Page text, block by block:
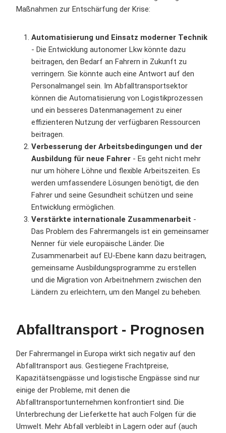
Maßnahmen zur Entschärfung der Krise:
Automatisierung und Einsatz moderner Technik
- Die Entwicklung autonomer Lkw könnte dazu
beitragen, den Bedarf an Fahrern in Zukunft zu
verringern. Sie könnte auch eine Antwort auf den
Personalmangel sein. Im Abfalltransportsektor
können die Automatisierung von Logistikprozessen
und ein besseres Datenmanagement zu einer
effizienteren Nutzung der verfügbaren Ressourcen
beitragen.
Verbesserung der Arbeitsbedingungen und der
Ausbildung für neue Fahrer - Es geht nicht mehr
nur um höhere Löhne und flexible Arbeitszeiten. Es
werden umfassendere Lösungen benötigt, die den
Fahrer und seine Gesundheit schützen und seine
Entwicklung ermöglichen.
Verstärkte internationale Zusammenarbeit -
Das Problem des Fahrermangels ist ein gemeinsamer
Nenner für viele europäische Länder. Die
Zusammenarbeit auf EU-Ebene kann dazu beitragen,
gemeinsame Ausbildungsprogramme zu erstellen
und die Migration von Arbeitnehmern zwischen den
Ländern zu erleichtern, um den Mangel zu beheben.
Abfalltransport - Prognosen
Der Fahrermangel in Europa wirkt sich negativ auf den
Abfalltransport aus. Gestiegene Frachtpreise,
Kapazitätsengpässe und logistische Engpässe sind nur
einige der Probleme, mit denen die
Abfalltransportunternehmen konfrontiert sind. Die
Unterbrechung der Lieferkette hat auch Folgen für die
Umwelt. Mehr Abfall verbleibt in Lagern oder auf (auch